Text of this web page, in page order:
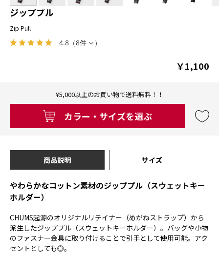
4.8 （8件 ）
ジッププル
Zip Pull
￥1,100
¥5,000以上のお買い物で送料無料！！
カラー・サイズを選ぶ
商品説明 サイズ
やわらかなコットン素材のジッププル（スウェットキー
ホルダー）
CHUMS起源のオリジナルリテイナー（めがねストラップ）から
派生したジッププル（スウェットキーホルダー）。バッグや小物
のファスナー金具に取り付けることで引手として使用可能。アク
セントとしても◎。